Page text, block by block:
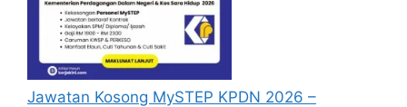
Am
(Penolon
g Guru)
Gred H1
4
Jawatan Kosong MySTEP KPDN 2026 –